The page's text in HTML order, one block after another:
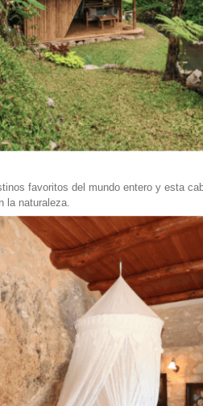
favoritos del mundo entero y esta
la naturaleza.